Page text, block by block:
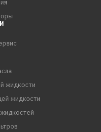
жидкости
жидкости